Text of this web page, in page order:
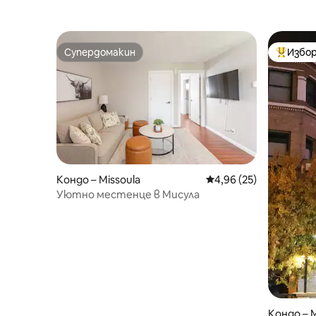
Супердомакин
Супердомакин
Кондо – Missoula Средна оценка: 4,96
4,96 (25)
Уютно местенце в Мисула
Най-